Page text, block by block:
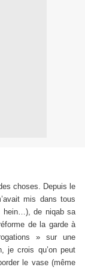
choses. Depuis le
mis dans tous
hein…), de niqab sa
de la garde à
» sur une
je crois qu’on peut
le vase (même